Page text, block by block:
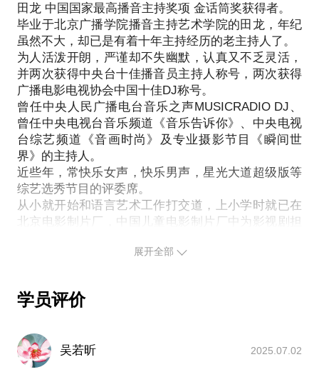
音、主持领域皆有卓越成就，主持过彭丽媛专场音乐
会，得到国家级播音员主持人最高奖-金话筒奖，从
musicradio音乐之声开播，一直主持了12年。至今中
央台音乐之声、都市之声的整点台呼还是我的声音。
虽然平时工作很忙，但是侠骨柔肠，只要能够提供帮
助，一定倾囊相送，助各位一臂之力！
我愿意与你分享的内容包括：
普通话专业指导
播音主持水平专业培训
专业制作节目辅导
如何成为一名金话筒级的职业电台DJ
PS.在选择与我见面前，请把你的问题更具体化。毕
竟一小时的谈话只能解决一个小问题。请把你的问题
田龙 中国国家最高播音主持奖项 金话筒奖获得者。
毕业于北京广播学院播音主持艺术学院的田龙，年纪
虽然不大，却已是有着十年主持经历的老主持人了。
为人活泼开朗，严谨却不失幽默，认真又不乏灵活，
并两次获得中央台十佳播音员主持人称号，两次获得
广播电影电视协会中国十佳DJ称号。
曾任中央人民广播电台音乐之声MUSICRADIO DJ、
曾任中央电视台音乐频道《音乐告诉你》、中央电视
台综艺频道《音画时尚》及专业摄影节目《瞬间世
界》的主持人。
近些年，常快乐女声，快乐男声，星光大道超级版等
综艺选秀节目的评委席。
从小就开始和语言艺术工作打交道，上小学时就已在
北京电影制片厂，中国儿童电影制片厂中为影视剧担
团》成为了当年位数不多的青少年影视剧佳作，并获
上座虑均超过九成。
CCTV-3 《音画时尚》；《瞬间世界》主持人；
CCTV音乐频道 《音乐告诉你》主持人；
辽宁卫视 《唱游中国》主持人；
展开全部
学员评价
吴若昕 2025.07.02